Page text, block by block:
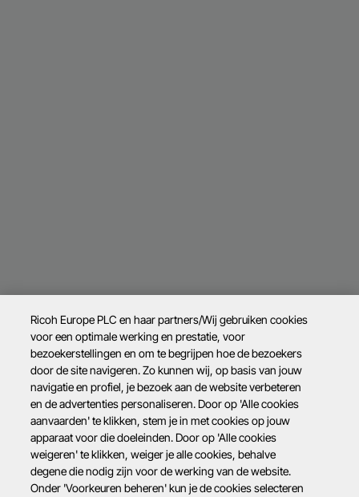
Ricoh Europe PLC en haar partners/Wij gebruiken cookies
voor een optimale werking en prestatie, voor
bezoekerstellingen en om te begrijpen hoe de bezoekers
door de site navigeren. Zo kunnen wij, op basis van jouw
navigatie en profiel, je bezoek aan de website verbeteren
en de advertenties personaliseren. Door op 'Alle cookies
aanvaarden' te klikken, stem je in met cookies op jouw
apparaat voor die doeleinden. Door op 'Alle cookies
weigeren' te klikken, weiger je alle cookies, behalve
degene die nodig zijn voor de werking van de website.
Onder 'Voorkeuren beheren' kun je de cookies selecteren